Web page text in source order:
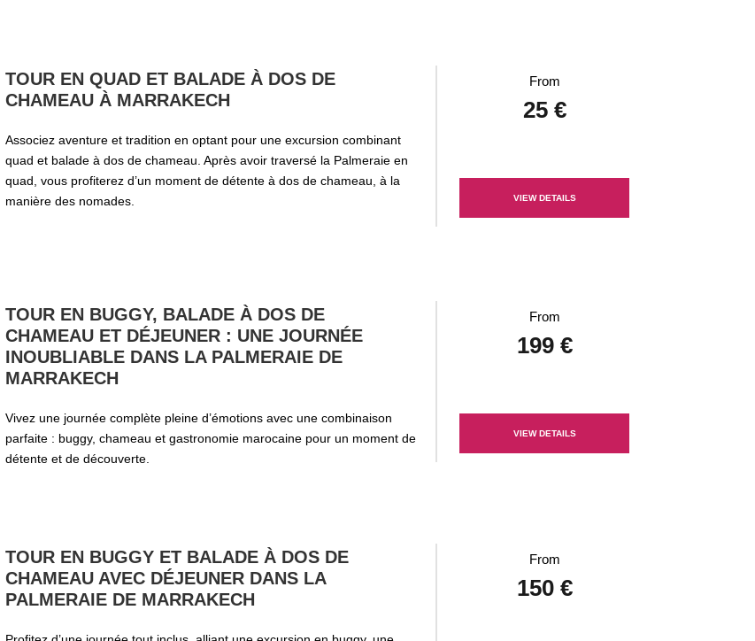
TOUR EN QUAD ET BALADE À DOS DE
CHAMEAU À MARRAKECH
Associez aventure et tradition en optant pour une excursion combinant
quad et balade à dos de chameau. Après avoir traversé la Palmeraie en
quad, vous profiterez d’un moment de détente à dos de chameau, à la
manière des nomades.
From
25 €
VIEW DETAILS
TOUR EN BUGGY, BALADE À DOS DE
CHAMEAU ET DÉJEUNER : UNE JOURNÉE
INOUBLIABLE DANS LA PALMERAIE DE
MARRAKECH
Vivez une journée complète pleine d’émotions avec une combinaison
parfaite : buggy, chameau et gastronomie marocaine pour un moment de
détente et de découverte.
From
199 €
VIEW DETAILS
TOUR EN BUGGY ET BALADE À DOS DE
CHAMEAU AVEC DÉJEUNER DANS LA
PALMERAIE DE MARRAKECH
From
150 €